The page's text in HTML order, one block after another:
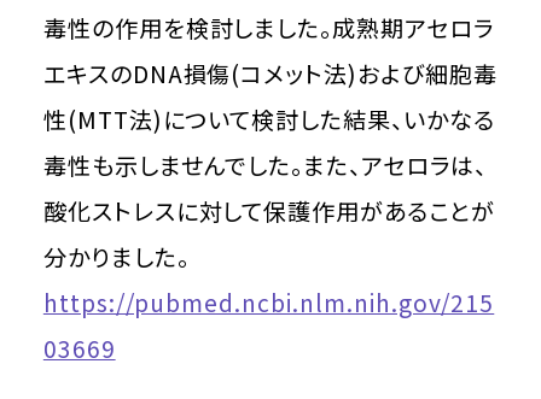
毒性の作用を検討しました。成熟期アセロラ
エキスのDNA損傷(コメット法)および細胞毒
性(MTT法)について検討した結果、いかなる
毒性も示しませんでした。また、アセロラは、
酸化ストレスに対して保護作用があることが
分かりました。
https://pubmed.ncbi.nlm.nih.gov/215
03669